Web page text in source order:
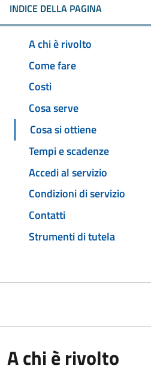
INDICE DELLA PAGINA
A chi è rivolto
Come fare
Costi
Cosa serve
Cosa si ottiene
Tempi e scadenze
Accedi al servizio
Condizioni di servizio
Contatti
Strumenti di tutela
A chi è rivolto